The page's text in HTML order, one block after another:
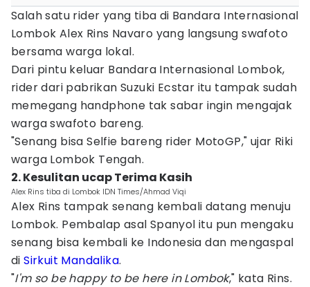
Salah satu rider yang tiba di Bandara Internasional
Lombok Alex Rins Navaro yang langsung swafoto
bersama warga lokal.
Dari pintu keluar Bandara Internasional Lombok,
rider dari pabrikan Suzuki Ecstar itu tampak sudah
memegang handphone tak sabar ingin mengajak
warga swafoto bareng.
"Senang bisa Selfie bareng rider MotoGP," ujar Riki
warga Lombok Tengah.
2. Kesulitan ucap Terima Kasih
Alex Rins tiba di Lombok IDN Times/Ahmad Viqi
Alex Rins tampak senang kembali datang menuju
Lombok. Pembalap asal Spanyol itu pun mengaku
senang bisa kembali ke Indonesia dan mengaspal
diSirkuit Mandalika.
"I'm so be happy to be here in Lombok," kata Rins.